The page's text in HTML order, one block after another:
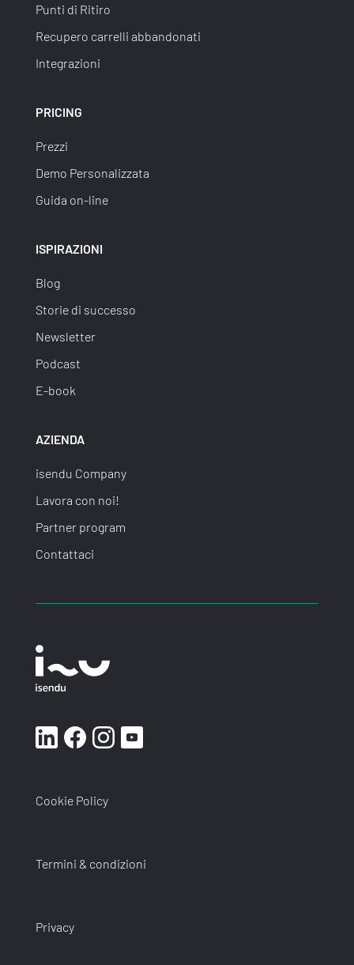
Punti di Ritiro
Recupero carrelli abbandonati
Integrazioni
PRICING
Prezzi
Demo Personalizzata
Guida on-line
ISPIRAZIONI
Blog
Storie di successo
Newsletter
Podcast
E-book
AZIENDA
isendu Company
Lavora con noi!
Partner program
Contattaci
Cookie Policy
Termini & condizioni
Privacy